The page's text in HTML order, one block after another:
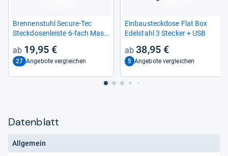
Bren­nen­stuhl Secure-​Tec
Steck­do­sen­leiste 6-​fach Mas­
19,95 €
27 Angebote vergleichen
Ein­bau­steck­dose Flat Box
Edel­stahl 3 Ste­cker + USB
38,95 €
5 Angebote vergleichen
Datenblatt
Allgemein